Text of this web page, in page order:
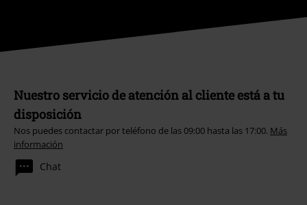
Nuestro servicio de atención al cliente está a tu
disposición
Nos puedes contactar por teléfono de las 09:00 hasta las 17:00. Más
información
Chat